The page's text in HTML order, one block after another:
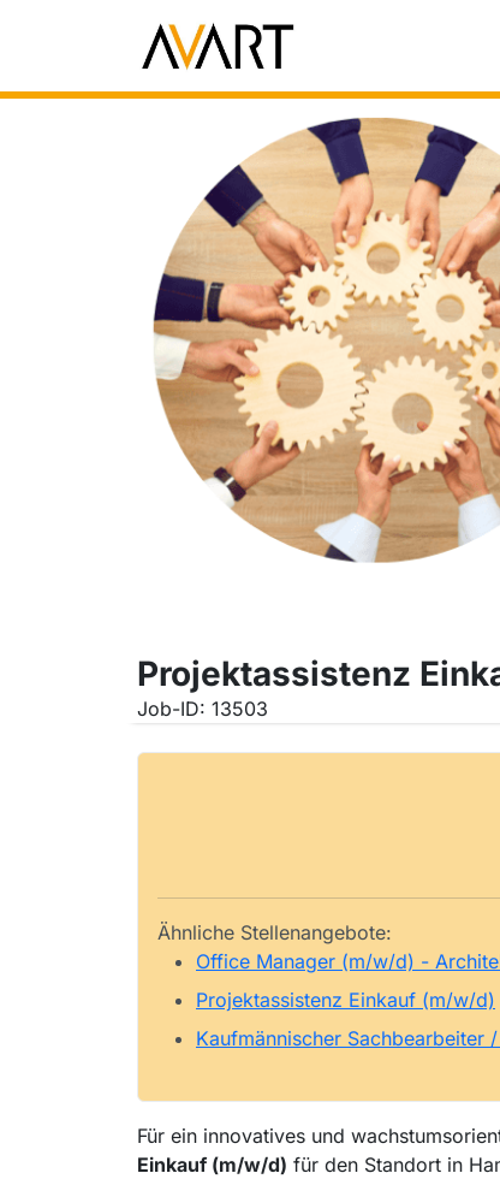
Projektassistenz
Job-ID: 13503
Ähnliche Stellenangebote:
Office Manager (m/w/d) -
Projektassistenz Einkauf (m/w/d)
Kaufmännischer Sachbearbeiter
Für ein innovatives und
Einkauf (m/w/d) für den Standort in